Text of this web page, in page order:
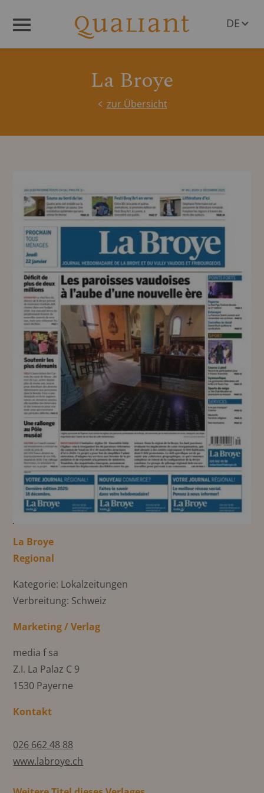
DE
La Broye
zur Übersicht
La Broye
Regional
Kategorie: Lokalzeitungen
Verbreitung: Schweiz
Marketing / Verlag
media f sa
Z.I. La Palaz C 9
1530 Payerne
Kontakt
026 662 48 88
www.labroye.ch